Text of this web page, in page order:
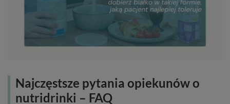
Najczęstsze pytania opiekunów o
nutridrinki – FAQ